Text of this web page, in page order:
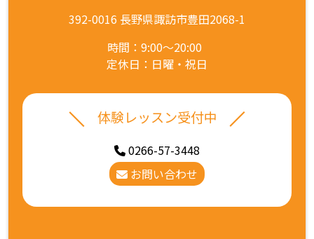
392-0016 長野県諏訪市豊田2068-1
時間：9:00～20:00
定休日：日曜・祝日
体験レッスン受付中
0266-57-3448
お問い合わせ